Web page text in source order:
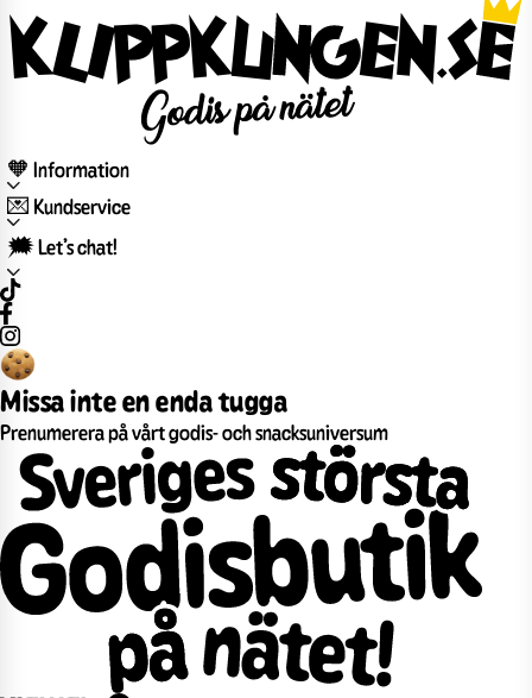
🧡 Information
💌 Kundservice
🗯️ Let’s chat!
Missa inte en enda tugga
Prenumerera på vårt godis- och snacksuniversum